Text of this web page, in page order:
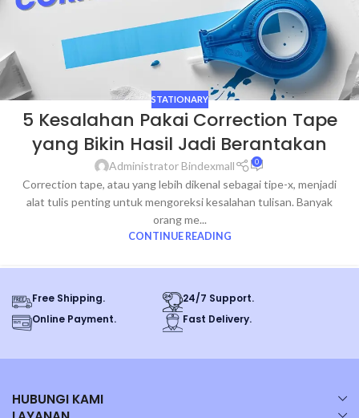
STATIONARY
5 Kesalahan Pakai Correction Tape
yang Bikin Hasil Jadi Berantakan
Administrator Bindexmall 0
Correction tape, atau yang lebih dikenal sebagai tipe-x, menjadi
alat tulis penting untuk mengoreksi kesalahan tulisan. Banyak
orang me...
CONTINUE READING
Free Shipping.
24/7 Support.
Online Payment.
Fast Delivery.
HUBUNGI KAMI